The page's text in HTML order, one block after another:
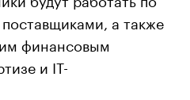
а также
финансовым
и IT-